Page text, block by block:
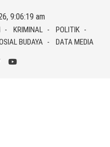
9:06:20 am
KRIMINAL
POLITIK
BUDAYA DATA MEDIA